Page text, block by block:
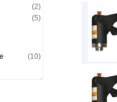
(2)
(5)
(10)